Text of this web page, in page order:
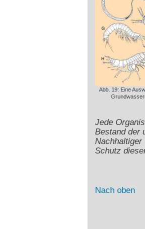
Abb. 19: Eine
Jede
Bestand der
Nachhaltiger
Schutz
Nach oben